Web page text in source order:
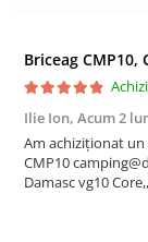
Ilie Ion, Acum 2
Am achiziționat un
CMP10
Damasc vg10